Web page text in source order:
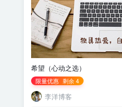
希望（心动之选）
限量优惠 剩余 4
李洋博客